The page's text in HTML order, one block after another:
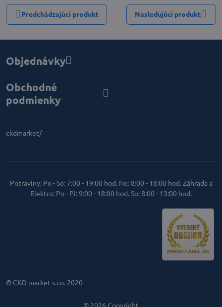
Predchádzajúci produkt Nasledujúci produkt
Objednávky
Obchodné
podmienky
ckdmarket/
Potraviny: Po - So: 7:00 - 19:00 hod. Ne: 8:00 - 18:00 hod. Záhrada a
Elektro: Po - Pi: 9:00 - 18:00 hod. So: 8:00 - 13:00 hod.
© CKD market s.r.o. 2020
© 2026 Copyright